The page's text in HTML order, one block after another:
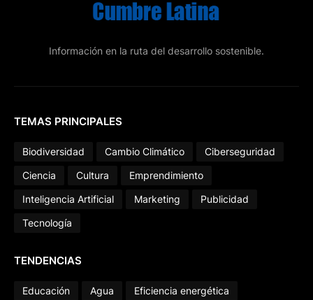
Información en la ruta del desarrollo sostenible.
TEMAS PRINCIPALES
Biodiversidad Cambio Climático
Ciberseguridad
Ciencia
Cultura
Emprendimiento
Inteligencia Artificial
Marketing
Publicidad
Tecnología
TENDENCIAS
Educación Agua
Eficiencia energética